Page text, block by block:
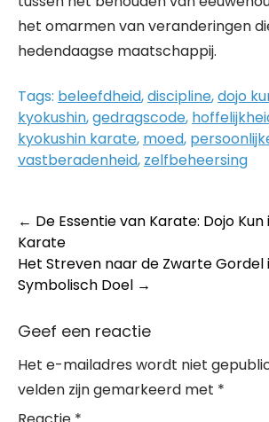
het omarmen van veranderingen
hedendaagse maatschappij.
Tags: beleefdheid,discipline,dojo
kyokushin,gedragscode,
kyokushin karate, moed,
vastberadenheid, zelfbeheersing
Post
navigation
← De Essentie van Karate: Dojo
Karate
Het Streven naar de Zwarte Gordel
Symbolisch Doel →
Geef een reactie
Het e-mailadres wordt niet
velden zijn gemarkeerd met *